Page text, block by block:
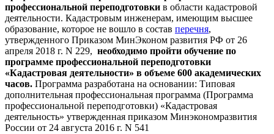
профессиональной переподготовки в области кадастровой
деятельности. Кадастровым инженерам, имеющим высшее
образование, которое не вошло в состав перечня,
утвержденного Приказом МинЭконом развития РФ от 26
апреля 2018 г. N 229, необходимо пройти обучение по
программе профессиональной переподготовки
«Кадастровая деятельности» в объеме 600 академических
часов. Программа разработана на основании: Типовая
дополнительная профессиональная программа (Программа
профессиональной переподготовки) «Кадастровая
деятельность» утвержденная приказом Минэкономразвития
России от 24 августа 2016 г. N 541